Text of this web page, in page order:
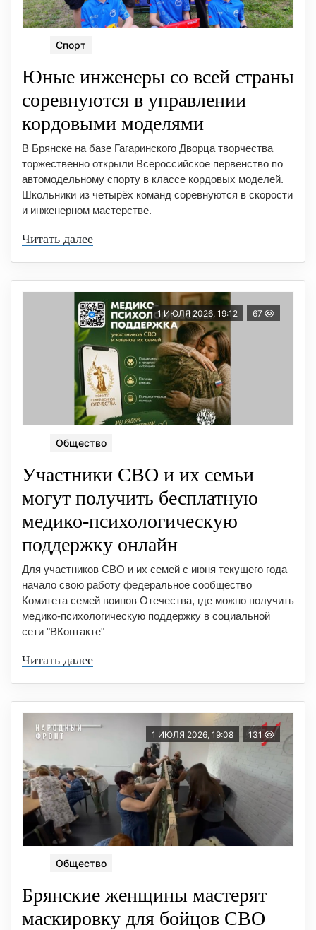
Спорт
Юные инженеры со всей страны
соревнуются в управлении
кордовыми моделями
В Брянске на базе Гагаринского Дворца творчества
торжественно открыли Всероссийское первенство по
автомодельному спорту в классе кордовых моделей.
Школьники из четырёх команд соревнуются в скорости
и инженерном мастерстве.
Читать далее
1 ИЮЛЯ 2026, 19:12 67
Общество
Участники СВО и их семьи
могут получить бесплатную
медико-психологическую
поддержку онлайн
Для участников СВО и их семей с июня текущего года
начало свою работу федеральное сообщество
Комитета семей воинов Отечества, где можно получить
медико-психологическую поддержку в социальной
сети "ВКонтакте"
Читать далее
1 ИЮЛЯ 2026, 19:08 131
Общество
Брянские женщины мастерят
маскировку для бойцов СВО